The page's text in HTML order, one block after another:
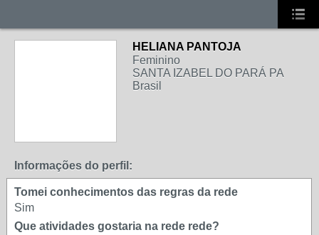
HELIANA PANTOJA
Feminino
SANTA IZABEL DO PARÁ PA
Brasil
Informações do perfil:
Tomei conhecimentos das regras da rede
Sim
Que atividades gostaria na rede rede?